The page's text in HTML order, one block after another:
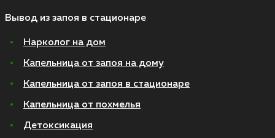
Вывод из запоя в стационаре
Нарколог на дом
Капельница от запоя на дому
Капельница от запоя в стационаре
Капельница от похмелья
Детоксикация